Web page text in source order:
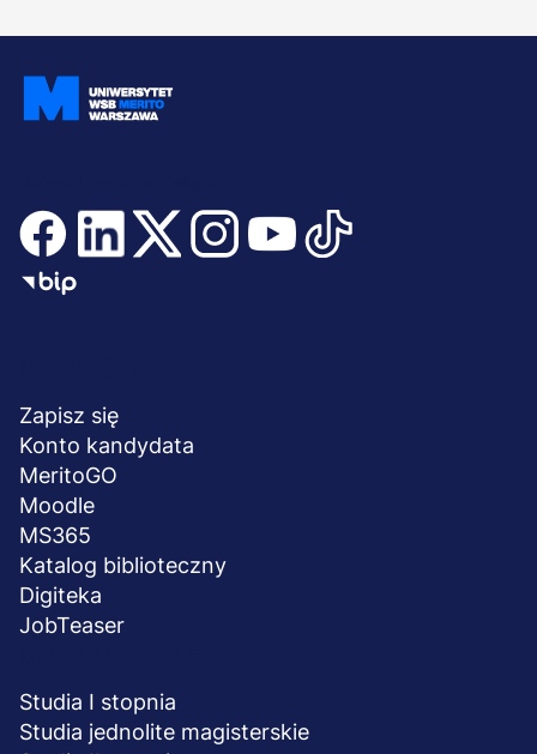
stopka
Zapisz się
Konto kandydata
MeritoGO
Moodle
MS365
Katalog biblioteczny
Digiteka
JobTeaser
Studia I stopnia
Studia jednolite magisterskie